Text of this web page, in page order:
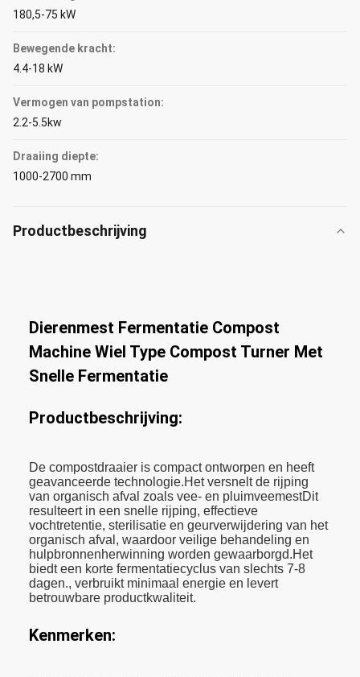
180,5-75 kW
Bewegende kracht:
4.4-18 kW
Vermogen van pompstation:
2.2-5.5kw
Draaiing diepte:
1000-2700 mm
Productbeschrijving
Dierenmest Fermentatie Compost
Machine Wiel Type Compost Turner Met
Snelle Fermentatie
Productbeschrijving:
De compostdraaier is compact ontworpen en heeft
geavanceerde technologie.Het versnelt de rijping
van organisch afval zoals vee- en pluimveemestDit
resulteert in een snelle rijping, effectieve
vochtretentie, sterilisatie en geurverwijdering van het
organisch afval, waardoor veilige behandeling en
hulpbronnenherwinning worden gewaarborgd.Het
biedt een korte fermentatiecyclus van slechts 7-8
dagen., verbruikt minimaal energie en levert
betrouwbare productkwaliteit.
Kenmerken: